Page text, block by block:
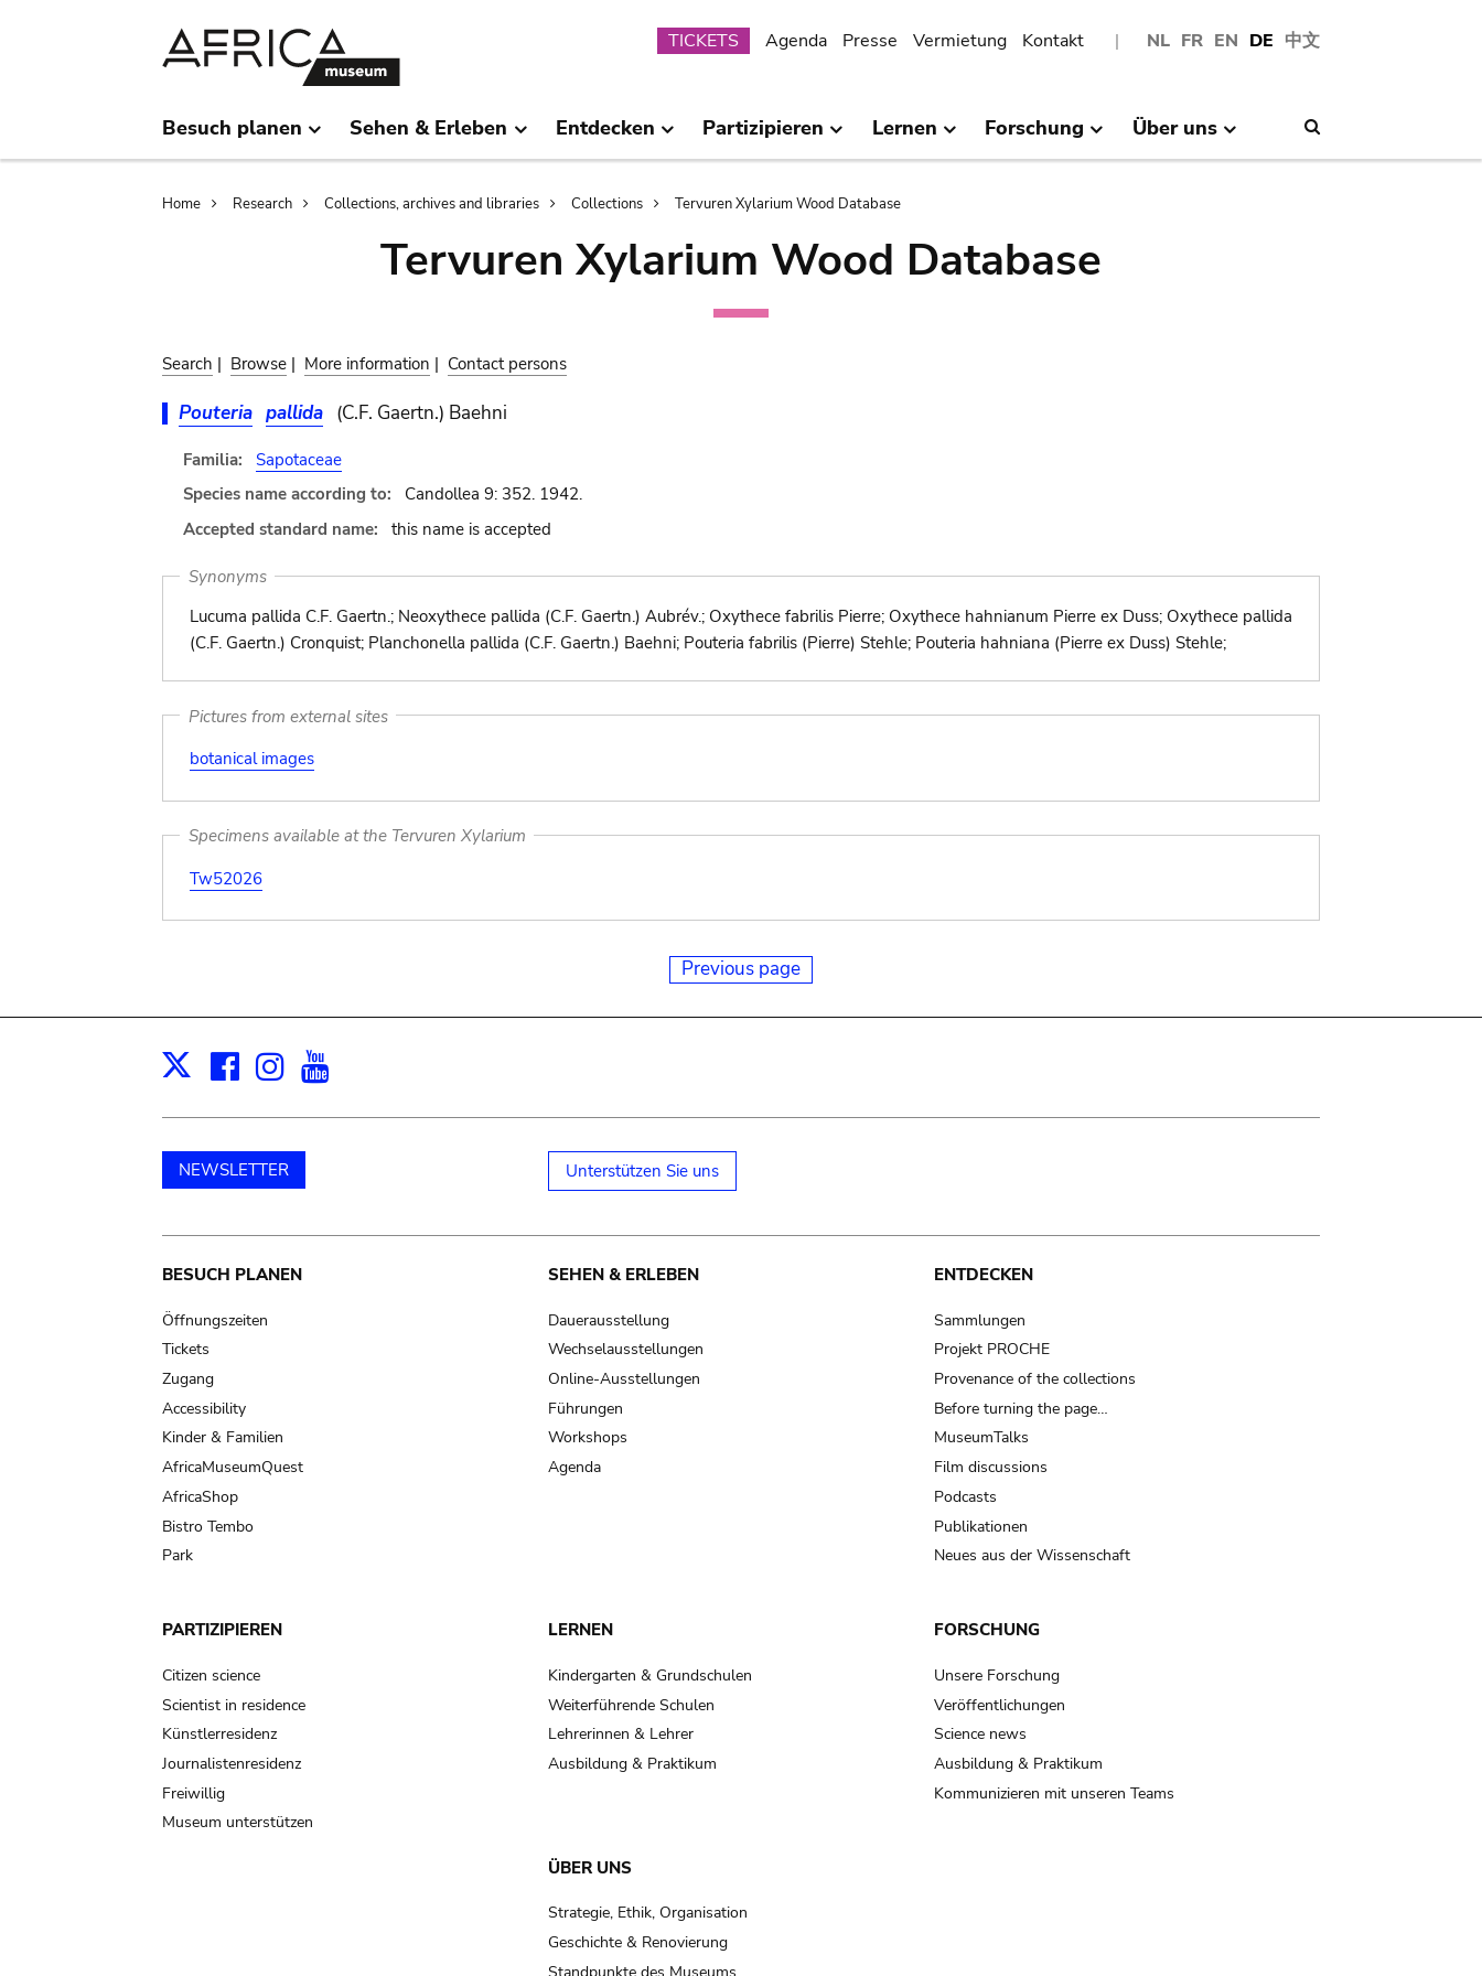
NL FR EN DE 中文
Submenu
TICKETS Agenda Presse Vermietung Kontakt
Besuch planen Sehen & Erleben Entdecken Partizipieren Lernen Forschung Über uns
Breadcrumb
Home Research Collections, archives and libraries Collections Tervuren Xylarium Wood Database
Tervuren Xylarium Wood Database
Search | Browse | More information | Contact persons
Pouteria pallida (C.F. Gaertn.) Baehni
Familia:
Sapotaceae
Species name according to:
Candollea 9: 352. 1942.
Accepted standard name:
this name is accepted
Synonyms
Lucuma pallida C.F. Gaertn.; Neoxythece pallida (C.F. Gaertn.) Aubrév.; Oxythece fabrilis Pierre; Oxythece hahnianum Pierre ex Duss; Oxythece pallida
(C.F. Gaertn.) Cronquist; Planchonella pallida (C.F. Gaertn.) Baehni; Pouteria fabrilis (Pierre) Stehle; Pouteria hahniana (Pierre ex Duss) Stehle;
Pictures from external sites
botanical images
Specimens available at the Tervuren Xylarium
Tw52026
Previous page
X Facebook
Instagram
NEWSLETTER Unterstützen Sie uns
Main
navigation
BESUCH PLANEN
Öffnungszeiten
Tickets
Zugang
Accessibility
Kinder & Familien
AfricaMuseumQuest
AfricaShop
Bistro Tembo
Park
SEHEN & ERLEBEN
Dauerausstellung
Wechselausstellungen
Online-Ausstellungen
Führungen
Workshops
Agenda
ENTDECKEN
Sammlungen
Projekt PROCHE
Provenance of the collections
Before turning the page…
MuseumTalks
Film discussions
Podcasts
Publikationen
Neues aus der Wissenschaft
PARTIZIPIEREN
Citizen science
Scientist in residence
Künstlerresidenz
Journalistenresidenz
Freiwillig
Museum unterstützen
LERNEN
Kindergarten & Grundschulen
Weiterführende Schulen
Lehrerinnen & Lehrer
Ausbildung & Praktikum
FORSCHUNG
Unsere Forschung
Veröffentlichungen
Science news
Ausbildung & Praktikum
Kommunizieren mit unseren Teams
ÜBER UNS
Strategie, Ethik, Organisation
Geschichte & Renovierung
Standpunkte des Museums